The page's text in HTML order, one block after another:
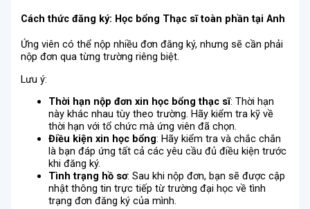
Cách thức đăng ký: Học bổng Thạc sĩ toàn phần tại Anh
Ứng viên có thể nộp nhiều đơn đăng ký, nhưng sẽ cần phải
nộp đơn qua từng trường riêng biệt.
Lưu ý:
Thời hạn nộp đơn xin học bổng thạc sĩ: Thời hạn
này khác nhau tùy theo trường. Hãy kiểm tra kỹ về
thời hạn với tổ chức mà ứng viên đã chọn.
Điều kiện xin học bổng: Hãy kiểm tra và chắc chắn
là bạn đáp ứng tất cả các yêu cầu đủ điều kiện trước
khi đăng ký.
Tình trạng hồ sơ: Sau khi nộp đơn, bạn sẽ được cập
nhật thông tin trực tiếp từ trường đại học về tình
trạng đơn đăng ký của mình.